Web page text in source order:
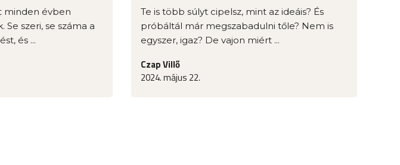
minden évben
szeri, se száma a
és ...
Te is több súlyt cipelsz, mint az ideáis? És
próbáltál már megszabadulni tőle? Nem is
egyszer, igaz? De vajon miért ...
Czap Villő
2024. május 22.